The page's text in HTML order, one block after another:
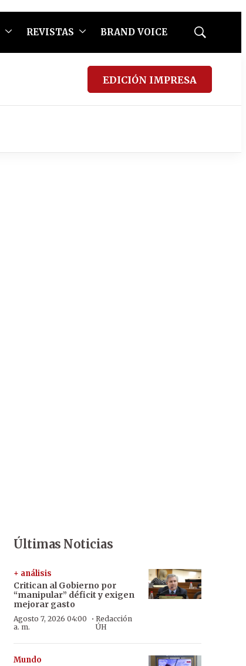
REVISTAS BRAND VOICE
Mostrar
EDICIÓN IMPRESA
Últimas Noticias
+ análisis
Critican al Gobierno por
“manipular” déficit y exigen
mejorar gasto
Agosto 7, 2026 04:00
a. m.
· Redacción
ÚH
Mundo